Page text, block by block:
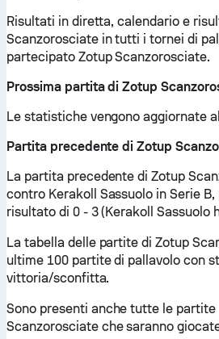
Risultati in diretta, calendario e
Scanzorosciate in tutti i tornei di
partecipato Zotup Scanzorosciate.
Prossima partita di Zotup
Le statistiche vengono aggiornate
Partita precedente di Zotup
La partita precedente di Zotup
contro Kerakoll Sassuolo in Serie
risultato di 0 - 3 (Kerakoll Sassuolo
La tabella delle partite di Zotup
ultime 100 partite di pallavolo con
vittoria/sconfitta.
Sono presenti anche tutte le
Scanzorosciate che saranno